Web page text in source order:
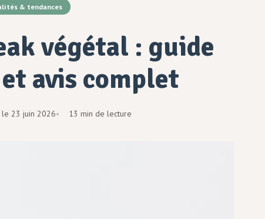
& tendances
végétal : guide
avis complet
le 23 juin 2026 13 min de lecture